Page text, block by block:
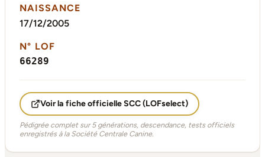
NAISSANCE
17/12/2005
N° LOF
66289
Voir la fiche officielle SCC (LOFselect)
Pédigrée complet sur 5 générations, descendance, tests officiels
enregistrés à la Société Centrale Canine.